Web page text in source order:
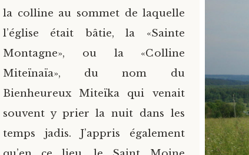
la colline au sommet de laquelle
l’église était bâtie, la «Sainte
Montagne», ou la «Colline
Miteïnaïa», du nom du
Bienheureux Miteïka qui venait
souvent y prier la nuit dans les
temps jadis. J’appris également